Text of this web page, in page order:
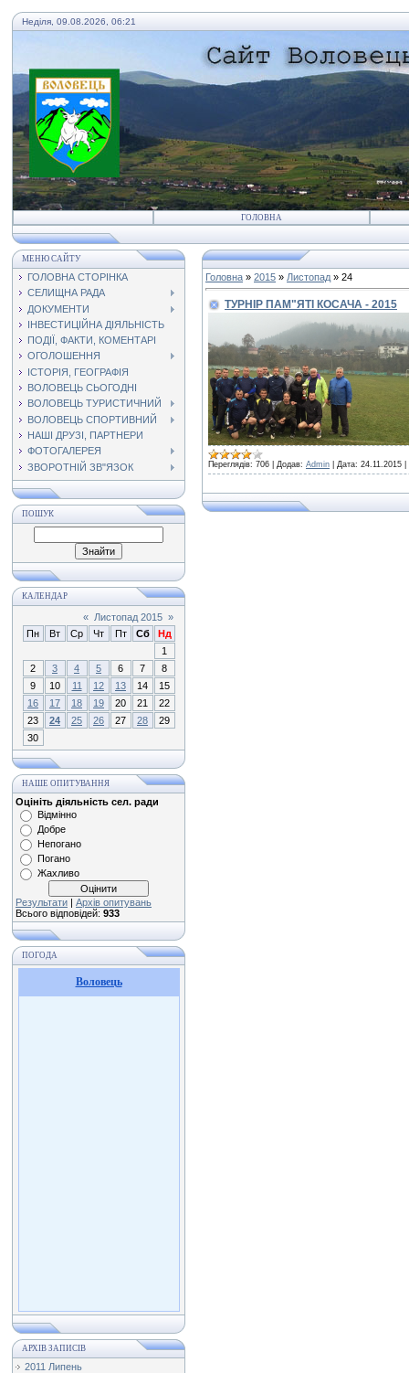
Неділя, 09.08.2026, 06:21
ГОЛОВНА
МЕНЮ САЙТУ
ГОЛОВНА СТОРІНКА
СЕЛИЩНА РАДА
ДОКУМЕНТИ
ІНВЕСТИЦІЙНА ДІЯЛЬНІСТЬ
ПОДІЇ, ФАКТИ, КОМЕНТАРІ
ОГОЛОШЕННЯ
ІСТОРІЯ, ГЕОГРАФІЯ
ВОЛОВЕЦЬ СЬОГОДНІ
ВОЛОВЕЦЬ ТУРИСТИЧНИЙ
ВОЛОВЕЦЬ СПОРТИВНИЙ
НАШІ ДРУЗІ, ПАРТНЕРИ
ФОТОГАЛЕРЕЯ
ЗВОРОТНІЙ ЗВ"ЯЗОК
ПОШУК
КАЛЕНДАР
« Листопад 2015 »
Пн
Вт Ср Чт Пт Сб
Нд
1
2
3 4 5 6 7
8
9
10 11 12 13 14
15
16
17 18 19 20 21
22
23
24 25 26 27 28
29
30
НАШЕ ОПИТУВАННЯ
Оцініть діяльність сел. ради
Відмінно
Добре
Непогано
Погано
Жахливо
Результати | Архів опитувань
Всього відповідей: 933
ПОГОДА
Воловець
АРХІВ ЗАПИСІВ
2011 Липень
Головна » 2015 » Листопад » 24
ТУРНІР ПАМ"ЯТІ КОСАЧА - 2015
Переглядів: 706 Додав: Admin Дата: 24.11.2015